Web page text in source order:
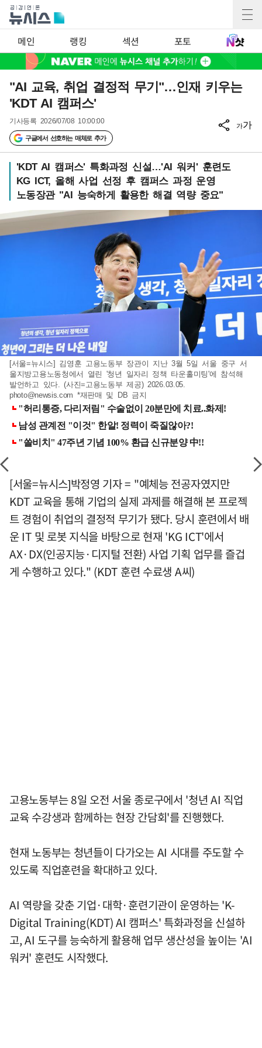
메인 랭킹 섹션 포토
"AI 교육, 취업 결정적 무기"…인재 키우는
'KDT AI 캠퍼스'
기사등록 2026/07/08 10:00:00
구글에서 선호하는 매체로 추가
가가
'KDT AI 캠퍼스' 특화과정 신설…'AI 워커' 훈련도
KG ICT, 올해 사업 선정 후 캠퍼스 과정 운영
노동장관 "AI 능숙하게 활용한 해결 역량 중요"
[서울=뉴시스] 김영훈 고용노동부 장관이 지난 3월 5일 서울 중구 서
울지방고용노동청에서 열린 '청년 일자리 정책 타운홀미팅'에 참석해
발언하고 있다. (사진=고용노동부 제공) 2026.03.05.
photo@newsis.com *재판매 및 DB 금지
[서울=뉴시스]박정영 기자 = "예체능 전공자였지만
KDT 교육을 통해 기업의 실제 과제를 해결해 본 프로젝
트 경험이 취업의 결정적 무기가 됐다. 당시 훈련에서 배
운 IT 및 로봇 지식을 바탕으로 현재 'KG ICT'에서
AX·DX(인공지능·디지털 전환) 사업 기획 업무를 즐겁
게 수행하고 있다." (KDT 훈련 수료생 A씨)
고용노동부는 8일 오전 서울 종로구에서 '청년 AI 직업
교육 수강생과 함께하는 현장 간담회'를 진행했다.
현재 노동부는 청년들이 다가오는 AI 시대를 주도할 수
있도록 직업훈련을 확대하고 있다.
AI 역량을 갖춘 기업·대학·훈련기관이 운영하는 'K-
Digital Training(KDT) AI 캠퍼스' 특화과정을 신설하
고, AI 도구를 능숙하게 활용해 업무 생산성을 높이는 'AI
워커' 훈련도 시작했다.